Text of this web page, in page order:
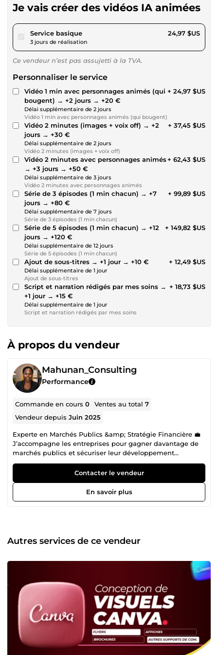
Je vais créer des vidéos IA animées
Service basiquepour 23,01 $US
3 jours de réalisation
24,97 $US
Ce vendeur n’est pas assujetti à la TVA.
Personnaliser le service
Vidéo 1 min avec personnages animés (qui
bougent) → +2 jours → +20 €
Délai supplémentaire de 2 jours
Vidéo 1 min avec personnages animés (qui bougent)
+ 24,97 $US
Vidéo 2 minutes (images + voix off) → +2
jours → +30 €
Délai supplémentaire de 2 jours
Vidéo 2 minutes (images + voix off)
+ 37,45 $US
Vidéo 2 minutes avec personnages animés
→ +3 jours → +50 €
Délai supplémentaire de 3 jours
Vidéo 2 minutes avec personnages animés
+ 62,43 $US
Série de 3 épisodes (1 min chacun) → +7
jours → +80 €
Délai supplémentaire de 7 jours
Série de 3 épisodes (1 min chacun)
+ 99,89 $US
Série de 5 épisodes (1 min chacun) → +12
jours → +120 €
Délai supplémentaire de 12 jours
Série de 5 épisodes (1 min chacun)
+ 149,82 $US
Ajout de sous-titres → +1 jour → +10 €
Délai supplémentaire de 1 jour
Ajout de sous-titres
+ 12,49 $US
Script et narration rédigés par mes soins →
+1 jour → +15 €
Délai supplémentaire de 1 jour
Script et narration rédigés par mes soins
+ 18,73 $US
À propos du vendeur
Mahunan_Consulting
Performance
Commande en cours0 Ventes au total7
Vendeur depuisJuin 2025
Experte en Marchés Publics &amp; Stratégie Financière 💼
J’accompagne les entreprises pour gagner davantage de
marchés publics et sécuriser leur développement
financier. Vous devez répondre à un appel d’offres,
structurer votre stratégie financière ou renforcer votre
présence sur le marché public français ? Je vous
accompagne de façon globale, avec un suivi sur mesure et
orienté résultats. 🔹 Mon positionnement J’allie deux
juridique, dépôt dématérialisé, suivi après attribution du
marché. Stratégie financière : élaboration de business
financement et outils de pilotage de la performance. Mon
financières en véritables moteurs de croissance. 🔹 Ce que
je vous apporte ✅ Des offres claires, structurées et
compétitives pour augmenter vos chances de remporter
des marchés. ✅ Une base financière solide pour soutenir
chaque projet. ✅ Une vision stratégique pour anticiper les
attentes des donneurs d’ordres. ✅ Un accompagnement
professionnel, humain et pédagogique, du premier
diagnostic jusqu’à l’obtention du marché. 🔹 Pourquoi
Contacter le vendeur
En savoir plus
Autres services de ce vendeur